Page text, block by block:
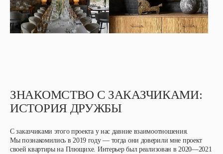
ЗНАКОМСТВО С ЗАКАЗЧИКАМИ:
ИСТОРИЯ ДРУЖБЫ
С заказчиками этого проекта у нас давние взаимоотношения.
Мы познакомились в 2019 году — тогда они доверили мне проект
своей квартиры на Плющихе. Интерьер был реализован в 2020—2021